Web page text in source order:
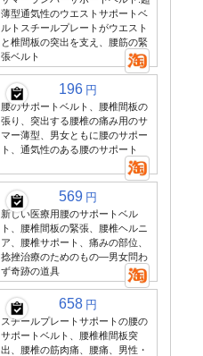
薄型通気性のウエストサポートベ
ルトスチールプレートがウエスト
と椎間板の突出を支え、腰筋の緊
張ベルト
196 円
腰のサポートベルト、腰椎間板の
張り、突出する腰椎の痛み用のサ
マー薄型、男女ともに腰のサポー
ト、通気性のある腰のサポート
569 円
新しい医療用腰のサポートベル
ト、腰椎間板の緊張、腰椎ヘルニ
ア、腰椎サポート、痛みの部位、
捻挫治療のためのもの—男女問わ
ず奇跡の道具
658 円
スチールプレートサポートの腰の
サポートベルト、腰椎椎間板突
出、腰椎の筋肉痛、腰痛、男性・